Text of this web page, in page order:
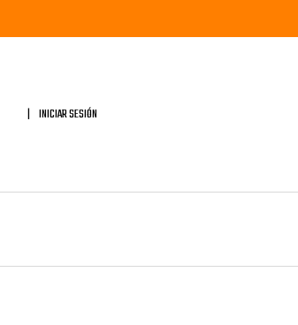
INICIAR SESIÓN